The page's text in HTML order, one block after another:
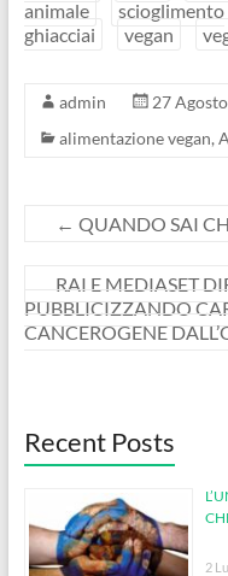
animale
scioglimento
ghiacciai
vegan
admin
27
alimentazione vegan,
← QUANDO SAI
RAI E MEDIASET
PUBBLICIZZANDO
CANCEROGENE
Recent Posts
2